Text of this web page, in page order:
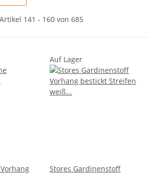
Artikel 141 - 160 von 685
Auf Lager
Stores Gardinenstoff